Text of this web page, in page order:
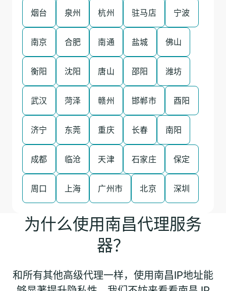
烟台 泉州 杭州 驻马店 宁波
南京 合肥 南通 盐城 佛山
衡阳 沈阳 唐山 邵阳 潍坊
武汉 菏泽 赣州 邯郸市 酉阳
济宁 东莞 重庆 长春 南阳
成都 临沧 天津 石家庄 保定
周口 上海 广州市 北京 深圳
为什么使用南昌代理服务
器？
和所有其他高级代理一样，使用南昌IP地址能